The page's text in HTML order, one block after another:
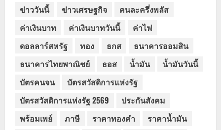
ข่าววันนี้ ข่าวเศรษฐกิจ
คนละครึ่งพลัส
ค่าเงินบาท
ค่าเงินบาทวันนี้
ค่าไฟ
ดอลลาร์สหรัฐ
ทอง ธกส
ธนาคารออมสิน
ธนาคารไทยพาณิชย์
ธอส น้ำมัน
น้ำมันวันนี้
บัตรคนจน
บัตรสวัสดิการแห่งรัฐ
บัตรสวัสดิการแห่งรัฐ 2569
ประกันสังคม
พร้อมเพย์
ภาษี ราคาทองคำ
ราคาน้ำมัน